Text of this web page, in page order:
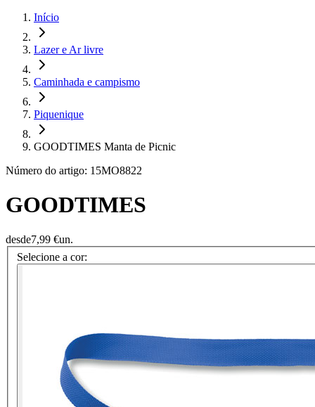
Início
Lazer e Ar livre
Caminhada e campismo
Piquenique
GOODTIMES Manta de Picnic
Número do artigo: 15MO8822
GOODTIMES
desde7,99 €un.
Selecione a cor: